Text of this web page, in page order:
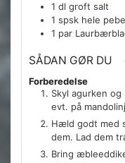
1 dl groft salt
1 spsk hele
1 par
SÅDAN GØR DU
Forberedelse
Skyl agurken
evt. på
Hæld godt med
dem. Lad dem
Bring